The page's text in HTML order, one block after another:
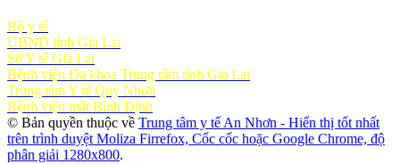
Bộ y tế
UBND tỉnh Gia Lai
Sở Y tế Gia Lai
Bệnh viện Đa khoa Trung tâm tỉnh Gia Lai
Trung tâm Y tế Quy Nhơn
Bệnh viện mắt Bình Định
© Bản quyền thuộc về Trung tâm y tế An Nhơn - Hiển thị tốt nhất
trên trình duyệt Moliza Firrefox, Cốc cốc hoặc Google Chrome, độ
phân giải 1280x800.